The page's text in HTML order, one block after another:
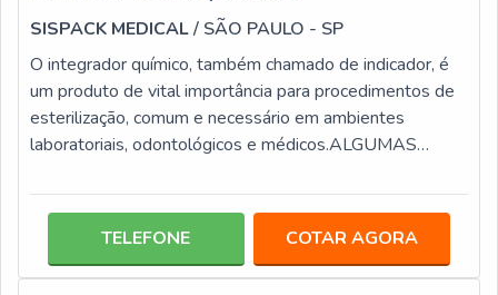
SISPACK MEDICAL/ SÃO PAULO - SP
O integrador químico, também chamado de indicador, é
um produto de vital importância para procedimentos de
esterilização, comum e necessário em ambientes
laboratoriais, odontológicos e médicos.ALGUMAS
MERCADOEssencialmente os integradores químicos
reativos, em que a resposta é lida por meio da alteração
da coloração, que pode ter cores variadas de acordo com
TELEFONE COTAR AGORA